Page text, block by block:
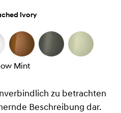
Ivory
zu betrachten
Beschreibung dar.